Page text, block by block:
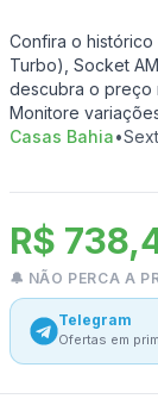
Confira o
Turbo), Socket
descubra o preço
Monitore
Casas Bahia•
R$
🔔 NÃO PERCA A
Telegram
Ofertas em